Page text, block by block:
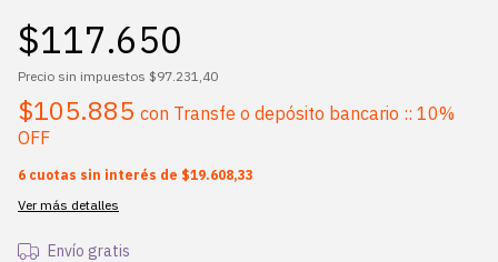
$117.650
Precio sin impuestos $97.231,40
$105.885 con Transfe o depósito bancario :: 10%
OFF
6 cuotas sin interés de $19.608,33
Ver más detalles
Envío gratis